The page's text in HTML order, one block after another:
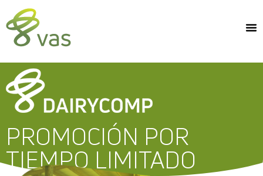
PROMOCIÓN POR
TIEMPO LIMITADO